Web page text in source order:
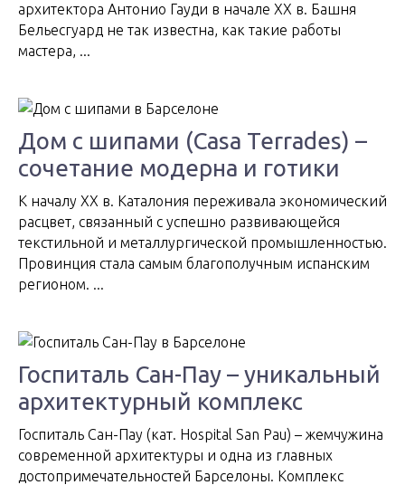
архитектора Антонио Гауди в начале XX в. Башня
Бельесгуард не так известна, как такие работы
мастера, ...
Дом с шипами (Casa Terrades) –
сочетание модерна и готики
К началу XX в. Каталония переживала экономический
расцвет, связанный с успешно развивающейся
текстильной и металлургической промышленностью.
Провинция стала самым благополучным испанским
регионом. ...
Госпиталь Сан-Пау – уникальный
архитектурный комплекс
Госпиталь Сан-Пау (кат. Hospital San Pau) – жемчужина
современной архитектуры и одна из главных
достопримечательностей Барселоны. Комплекс